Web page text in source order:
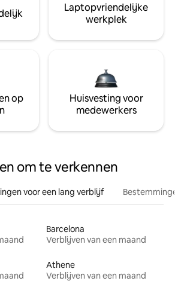
Laptopvriendelijke
werkplek
op
Huisvesting voor
medewerkers
om te verkennen
voor een lang verblijf
Barcelona
Verblijven van een maand
Athene
Verblijven van een maand